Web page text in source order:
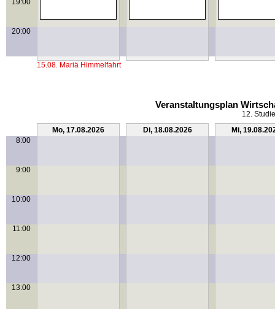
19:00
20:00
15.08. Mariä Himmelfahrt
Veranstaltungsplan
12.
Mo, 17.08.2026
Di, 18.08.2026
Mi,
8:00
9:00
10:00
11:00
12:00
13:00